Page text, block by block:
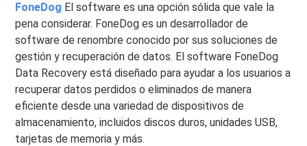
FoneDog El software es una opción sólida que vale la
pena considerar. FoneDog es un desarrollador de
software de renombre conocido por sus soluciones de
gestión y recuperación de datos. El software FoneDog
Data Recovery está diseñado para ayudar a los usuarios a
recuperar datos perdidos o eliminados de manera
eficiente desde una variedad de dispositivos de
almacenamiento, incluidos discos duros, unidades USB,
tarjetas de memoria y más.